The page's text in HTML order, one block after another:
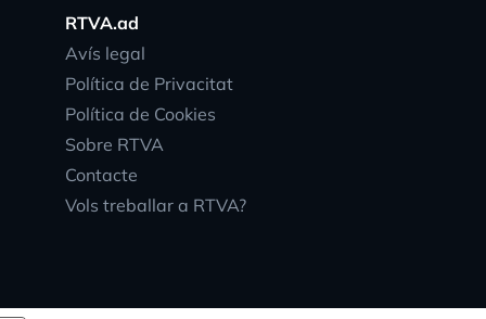
RTVA.ad
Avís legal
Política de Privacitat
Política de Cookies
Sobre RTVA
Contacte
Vols treballar a RTVA?